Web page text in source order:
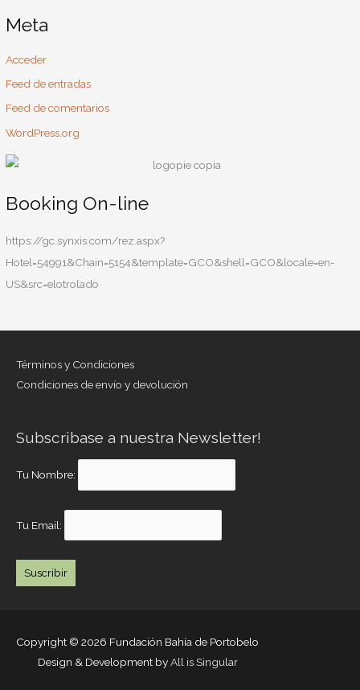
Meta
Acceder
Feed de entradas
Feed de comentarios
WordPress.org
Booking On-line
https://gc.synxis.com/rez.aspx?
Hotel=54991&Chain=5154&template=GCO&shell=GCO&locale=en-
US&src=elotrolado
Términos y Condiciones
Condiciones de envío y devolución
Subscribase a nuestra Newsletter!
Tu Nombre:
Tu Email:
Copyright © 2026 Fundación Bahía de Portobelo
Design & Development byAll is Singular